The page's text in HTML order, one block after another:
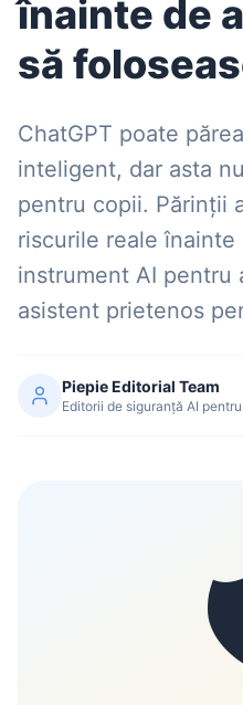
înainte de
să
ChatGPT poate
inteligent, dar asta
pentru copii. Părinții
riscurile reale înainte
instrument AI pentru
asistent prietenos
Piepie Editorial Team
Editorii de siguranță AI